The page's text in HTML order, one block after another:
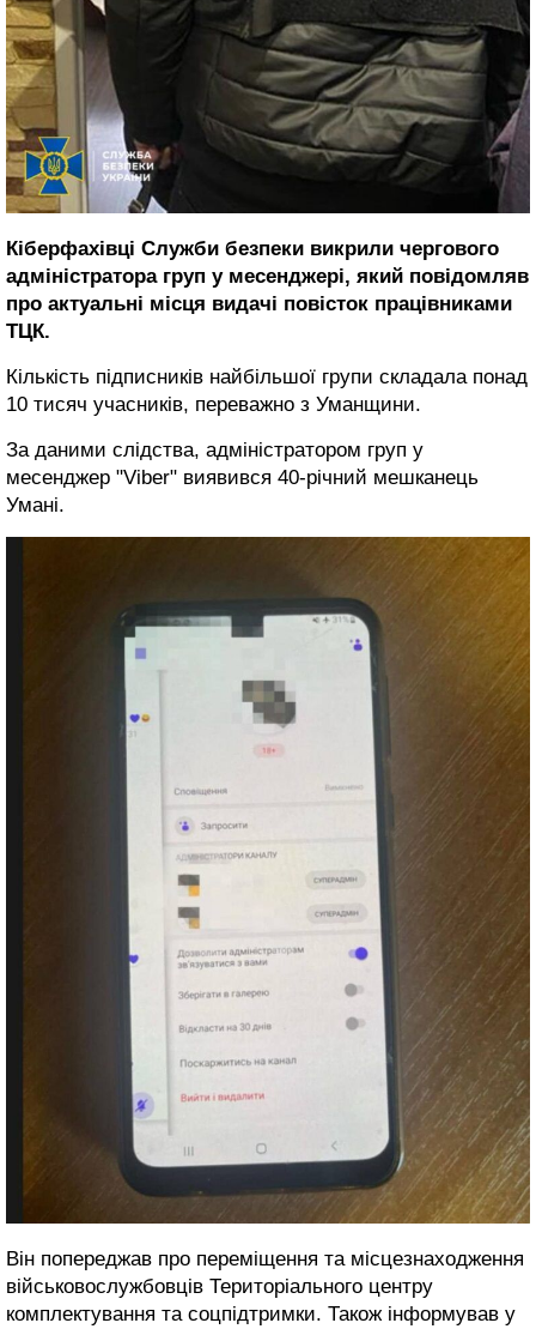
Кіберфахівці Служби безпеки викрили чергового
адміністратора груп у месенджері, який повідомляв
про актуальні місця видачі повісток працівниками
ТЦК.
Кількість підписників найбільшої групи складала понад
10 тисяч учасників, переважно з Уманщини.
За даними слідства, адміністратором груп у
месенджер "Viber" виявився 40-річний мешканець
Умані.
Він попереджав про переміщення та місцезнаходження
військовослужбовців Територіального центру
комплектування та соцпідтримки. Також інформував у